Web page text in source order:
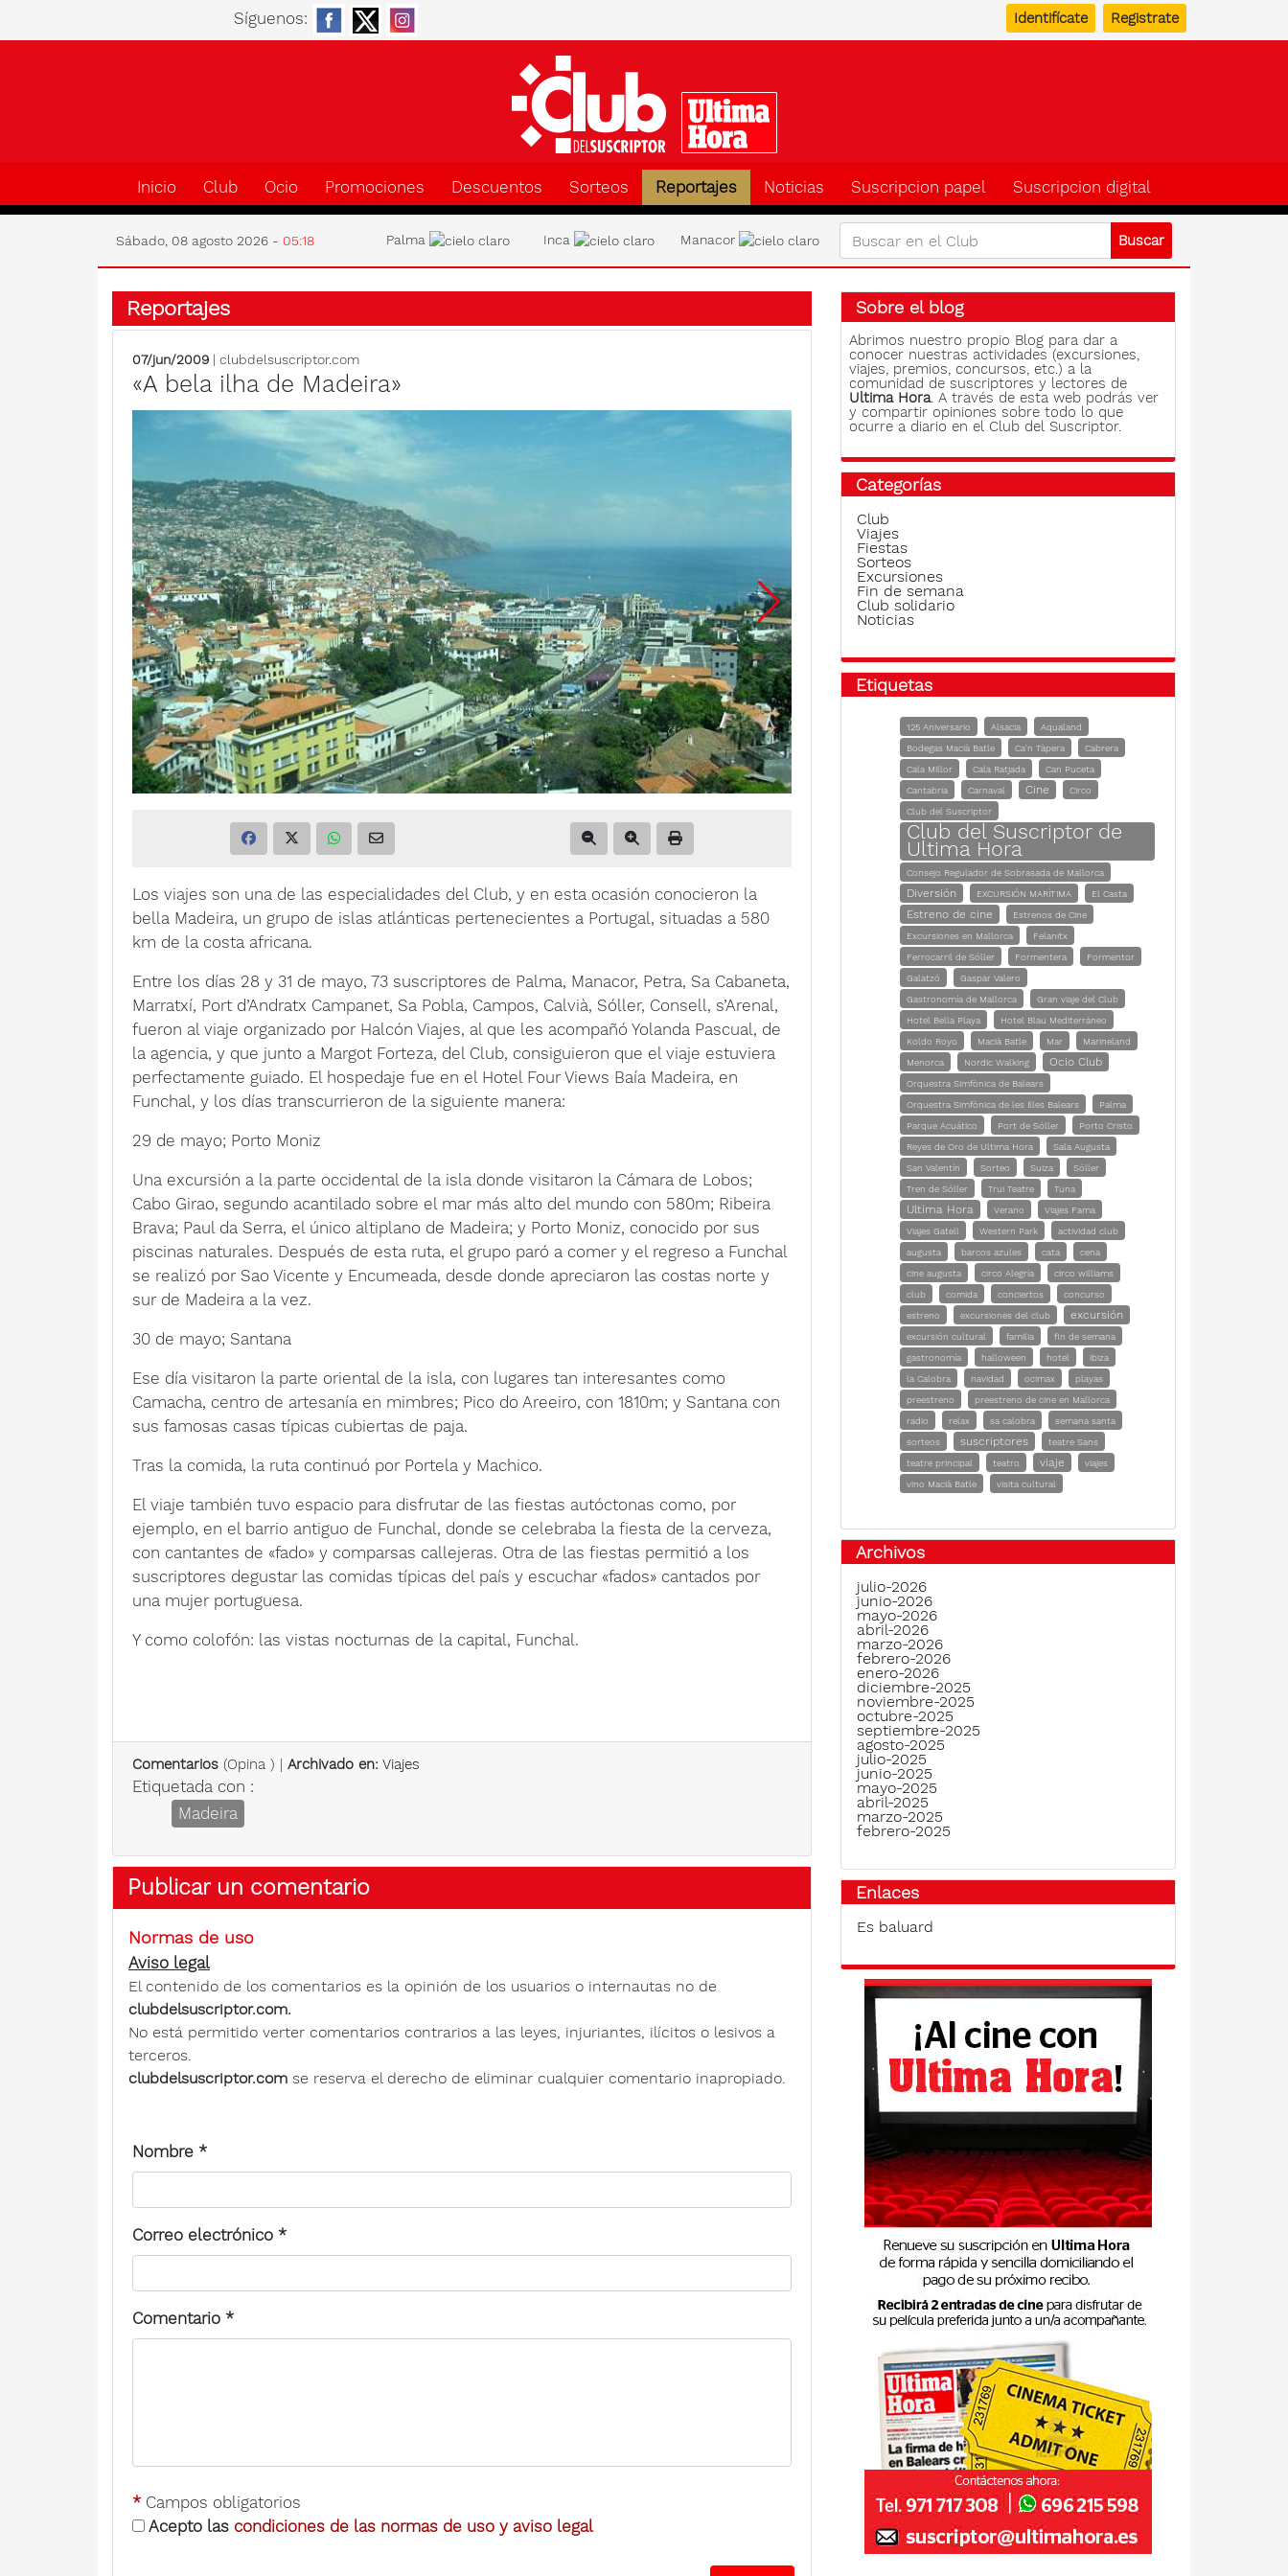
Síguenos: Identifícate Registrate
Inicio Club Ocio Promociones Descuentos Sorteos Reportajes Noticias Suscripcion papel Suscripcion digital
Sábado, 08 agosto 2026 - 05:18 Palma Inca Manacor
Reportajes
07/jun/2009 | clubdelsuscriptor.com
«A bela ilha de Madeira»
Los viajes son una de las especialidades del Club, y en esta ocasión conocieron la
bella Madeira, un grupo de islas atlánticas pertenecientes a Portugal, situadas a 580
km de la costa africana.
Entre los días 28 y 31 de mayo, 73 suscriptores de Palma, Manacor, Petra, Sa Cabaneta,
Marratxí, Port d’Andratx Campanet, Sa Pobla, Campos, Calvià, Sóller, Consell, s’Arenal,
fueron al viaje organizado por Halcón Viajes, al que les acompañó Yolanda Pascual, de
la agencia, y que junto a Margot Forteza, del Club, consiguieron que el viaje estuviera
perfectamente guiado. El hospedaje fue en el Hotel Four Views Baía Madeira, en
Funchal, y los días transcurrieron de la siguiente manera:
29 de mayo; Porto Moniz
Una excursión a la parte occidental de la isla donde visitaron la Cámara de Lobos;
Cabo Girao, segundo acantilado sobre el mar más alto del mundo con 580m; Ribeira
Brava; Paul da Serra, el único altiplano de Madeira; y Porto Moniz, conocido por sus
piscinas naturales. Después de esta ruta, el grupo paró a comer y el regreso a Funchal
se realizó por Sao Vicente y Encumeada, desde donde apreciaron las costas norte y
sur de Madeira a la vez.
30 de mayo; Santana
Ese día visitaron la parte oriental de la isla, con lugares tan interesantes como
Camacha, centro de artesanía en mimbres; Pico do Areeiro, con 1810m; y Santana con
sus famosas casas típicas cubiertas de paja.
Tras la comida, la ruta continuó por Portela y Machico.
El viaje también tuvo espacio para disfrutar de las fiestas autóctonas como, por
ejemplo, en el barrio antiguo de Funchal, donde se celebraba la fiesta de la cerveza,
con cantantes de «fado» y comparsas callejeras. Otra de las fiestas permitió a los
suscriptores degustar las comidas típicas del país y escuchar «fados» cantados por
una mujer portuguesa.
Y como colofón: las vistas nocturnas de la capital, Funchal.
Comentarios (Opina ) | Archivado en: Viajes
Etiquetada con :
Madeira
Publicar un comentario
Normas de uso
Aviso legal
El contenido de los comentarios es la opinión de los usuarios o internautas no de
clubdelsuscriptor.com.
No está permitido verter comentarios contrarios a las leyes, injuriantes, ilícitos o lesivos a
terceros.
clubdelsuscriptor.com se reserva el derecho de eliminar cualquier comentario inapropiado.
Nombre *
Correo electrónico *
Comentario *
* Campos obligatorios
Acepto las condiciones de las normas de uso y aviso legal
Sobre el blog
Abrimos nuestro propio Blog para dar a
conocer nuestras actividades (excursiones,
viajes, premios, concursos, etc.) a la
comunidad de suscriptores y lectores de
Ultima Hora. A través de esta web podrás ver
y compartir opiniones sobre todo lo que
ocurre a diario en el Club del Suscriptor.
Categorías
Club
Viajes
Fiestas
Sorteos
Excursiones
Fin de semana
Club solidario
Noticias
Etiquetas
125 Aniversario Alsacia
Aqualand
Bodegas Macià Batle
Ca'n Tàpera
Cabrera
Cala Millor
Cala Ratjada
Can Puceta
Cantabria
Carnaval Cine
Circo
Club del Suscriptor
Club del Suscriptor de
Ultima Hora
Consejo Regulador de Sobrasada de Mallorca
Diversión EXCURSIÓN MARÍTIMA El Casta
Estreno de cine
Estrenos de Cine
Excursiones en Mallorca
Felanitx
Ferrocarril de Sóller
Formentera
Formentor
Galatzó
Gaspar Valero
Gastronomía de Mallorca
Gran viaje del Club
Hotel Bella Playa
Hotel Blau Mediterráneo
Koldo Royo
Macià Batle Mar
Marineland
Menorca
Nordic Walking Ocio Club
Orquestra Simfònica de Balears
Orquestra Simfònica de les Illes Balears
Palma
Parque Acuático
Port de Sóller
Porto Cristo
Reyes de Oro de Ultima Hora
Sala Augusta
San Valentín
Sorteo Suiza
Sóller
Tren de Sóller
Trui Teatre Tuna
Ultima Hora Verano
Viajes Fama
Viajes Gatell
Western Park
actividad club
augusta
barcos azules cata
cena
cine augusta
circo Alegría
circo williams
club
comida conciertos
concurso
estreno
excursiones del club excursión
excursión cultural familia
fin de semana
gastronomía
halloween hotel
ibiza
la Calobra
navidad ocimax
playas
preestreno
preestreno de cine en Mallorca
radio
relax sa calobra
semana santa
sorteos
suscriptores
teatre Sans
teatre principal
teatro viaje
viajes
vino Macià Batle
visita cultural
Archivos
julio-2026
junio-2026
mayo-2026
abril-2026
marzo-2026
febrero-2026
enero-2026
diciembre-2025
noviembre-2025
octubre-2025
septiembre-2025
agosto-2025
julio-2025
junio-2025
mayo-2025
abril-2025
marzo-2025
febrero-2025
Enlaces
Es baluard